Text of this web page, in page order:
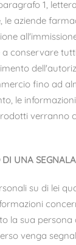
1,
le aziende
conservare
fino ad
le
verranno
UNA
su di lei
la sua persona
venga